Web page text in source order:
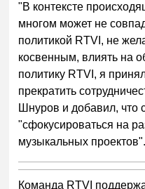
"В контексте
многом может не
политикой RTVI, не
косвенным, влиять на
политику RTVI, я
прекратить
Шнуров и добавил, что
"сфокусироваться на
музыкальных проектов".
Команда RTVI